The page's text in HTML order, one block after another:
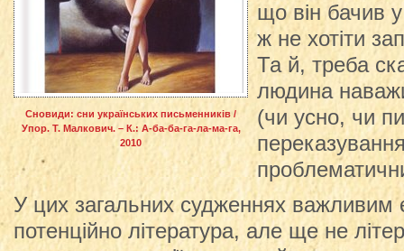
Сновиди: сни українських письменників /
Упор. Т. Малкович. – К.: А-ба-ба-га-ла-ма-га,
2010
що він бачив
ж не хотіти
Та й, треба
людина
(чи усно, чи
У цих загальних судженнях
потенційно література, але ще не